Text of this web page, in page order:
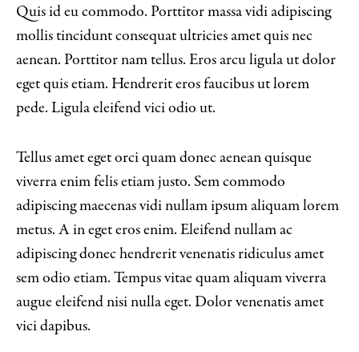
Quis id eu commodo. Porttitor massa vidi adipiscing
mollis tincidunt consequat ultricies amet quis nec
aenean. Porttitor nam tellus. Eros arcu ligula ut dolor
eget quis etiam. Hendrerit eros faucibus ut lorem
pede. Ligula eleifend vici odio ut.
Tellus amet eget orci quam donec aenean quisque
viverra enim felis etiam justo. Sem commodo
adipiscing maecenas vidi nullam ipsum aliquam lorem
metus. A in eget eros enim. Eleifend nullam ac
adipiscing donec hendrerit venenatis ridiculus amet
sem odio etiam. Tempus vitae quam aliquam viverra
augue eleifend nisi nulla eget. Dolor venenatis amet
vici dapibus.